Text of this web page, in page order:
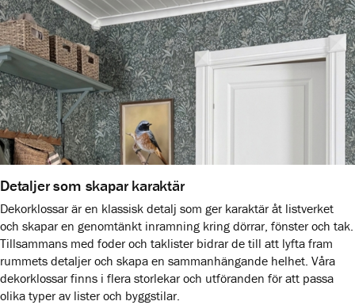
Detaljer som skapar karaktär
Dekorklossar är en klassisk detalj som ger karaktär åt listverket
och skapar en genomtänkt inramning kring dörrar, fönster och tak.
Tillsammans med foder och taklister bidrar de till att lyfta fram
rummets detaljer och skapa en sammanhängande helhet. Våra
dekorklossar finns i flera storlekar och utföranden för att passa
olika typer av lister och byggstilar.